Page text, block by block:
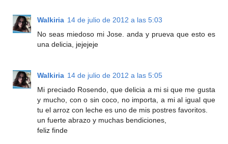
Walkiria 14 de julio de 2012 a las 5:03
No seas miedoso mi Jose. anda y prueva que esto es
una delicia, jejejeje
Walkiria 14 de julio de 2012 a las 5:05
Mi preciado Rosendo, que delicia a mi si que me gusta
y mucho, con o sin coco, no importa, a mi al igual que
tu el arroz con leche es uno de mis postres favoritos.
un fuerte abrazo y muchas bendiciones,
feliz finde